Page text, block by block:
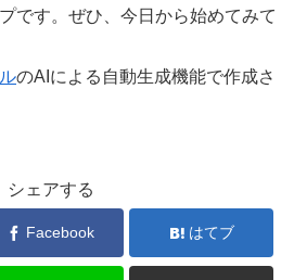
です。ぜひ、今日から始めてみて
のAIによる自動生成機能で作成さ
シェアする
Facebook はてブ